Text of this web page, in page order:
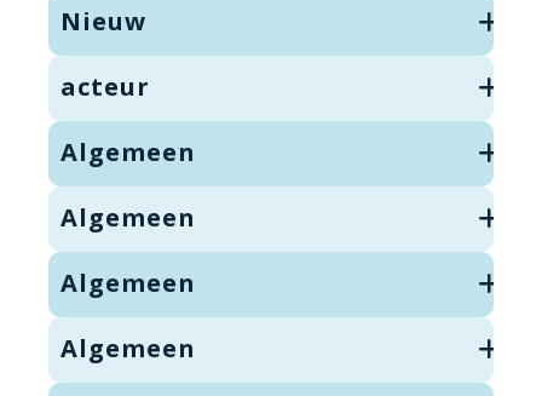
Nieuw
acteur
Algemeen
Algemeen
Algemeen
Algemeen